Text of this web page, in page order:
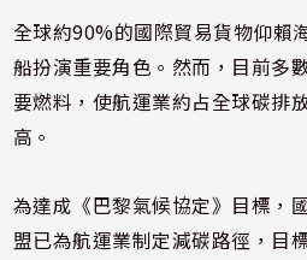
全球約90%的國際貿易貨物仰賴
船扮演重要角色。然而，目前多
要燃料，使航運業約占全球碳排
高。
為達成《巴黎氣候協定》目標，
盟已為航運業制定減碳路徑，目